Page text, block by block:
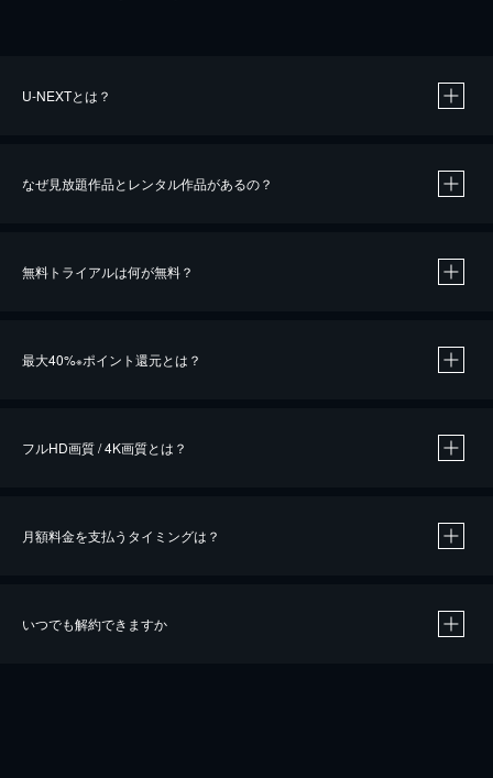
U-NEXTとは？
なぜ見放題作品とレンタル作品があるの？
無料トライアルは何が無料？
最大40%※ポイント還元とは？
※40％ポイント還元の対象は、クレジットカード決済による作品の購入 / レンタルです。
iOSアプリのUコイン決済による作品の購入 / レンタルは、20％のポイント還元です。
フルHD画質 / 4K画質とは？
月額料金を支払うタイミングは？
いつでも解約できますか